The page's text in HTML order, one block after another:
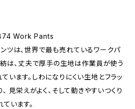
Work Pants
は、世界で最も売れているワークパ
は、丈夫で厚手の生地は作業員が使う
います。しわになりにくい生地とフラッ
見栄えがよく、そして動きやすいつくり
います。